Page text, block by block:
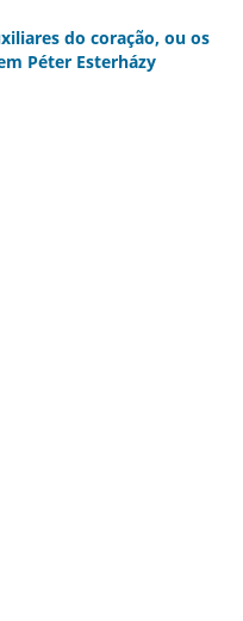
do coração, ou os
Péter Esterházy